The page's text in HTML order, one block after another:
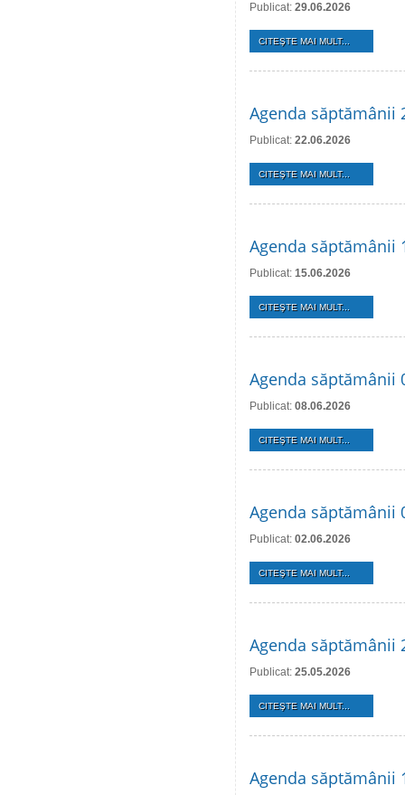
Publicat: 29.06.2026
CITEŞTE MAI MULT...
Agenda săptămânii
Publicat: 22.06.2026
CITEŞTE MAI MULT...
Agenda săptămânii
Publicat: 15.06.2026
CITEŞTE MAI MULT...
Agenda săptămânii
Publicat: 08.06.2026
CITEŞTE MAI MULT...
Agenda săptămânii
Publicat: 02.06.2026
CITEŞTE MAI MULT...
Agenda săptămânii
Publicat: 25.05.2026
CITEŞTE MAI MULT...
Agenda săptămânii